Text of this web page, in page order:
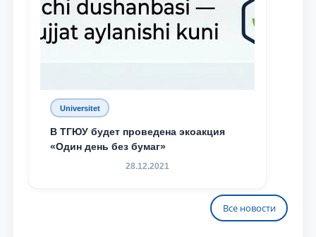
Universitet
В ТГЮУ будет проведена экоакция
«Один день без бумаг»
28.12.2021
Все новости